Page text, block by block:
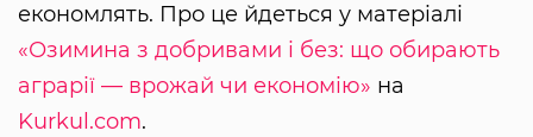
економлять. Про це йдеться у матеріалі
«Озимина з добривами і без: що обирають
аграрії — врожай чи економію» на
Kurkul.com.